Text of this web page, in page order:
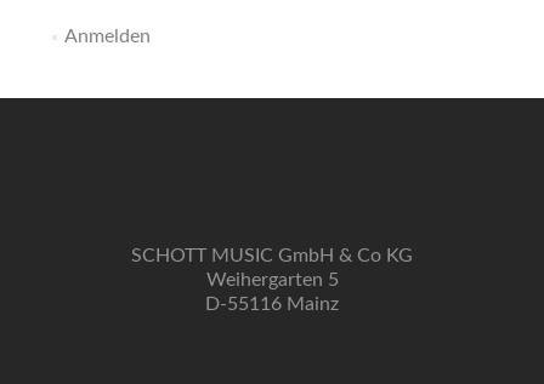
Anmelden
SCHOTT MUSIC GmbH & Co KG
Weihergarten 5
D-55116 Mainz